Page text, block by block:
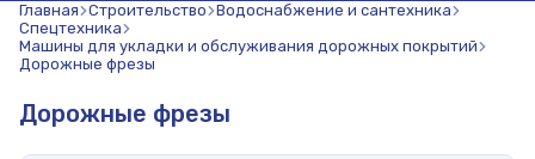
Главная Строительство Водоснабжение и сантехника
Спецтехника
Машины для укладки и обслуживания дорожных покрытий
Дорожные фрезы
Дорожные фрезы